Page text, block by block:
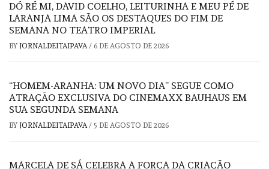
DÓ RÉ MI, DAVID COELHO, LEITURINHA E MEU PÉ DE
LARANJA LIMA SÃO OS DESTAQUES DO FIM DE
SEMANA NO TEATRO IMPERIAL
BY JORNALDEITAIPAVA/ 6 DE AGOSTO DE 2026
“HOMEM-ARANHA: UM NOVO DIA” SEGUE COMO
ATRAÇÃO EXCLUSIVA DO CINEMAXX BAUHAUS EM
SUA SEGUNDA SEMANA
BY JORNALDEITAIPAVA/ 5 DE AGOSTO DE 2026
MARCELA DE SÁ CELEBRA A FORÇA DA CRIAÇÃO